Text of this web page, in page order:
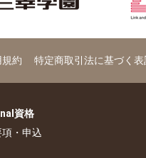
約 特定商取引法に基づく表
資格
・申込